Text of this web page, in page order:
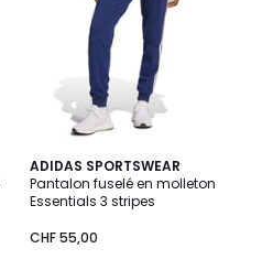
ADIDAS SPORTSWEAR
Pantalon fuselé en molleton
Essentials 3 stripes
CHF 55,00
4,5
/ 5
2
Couleurs